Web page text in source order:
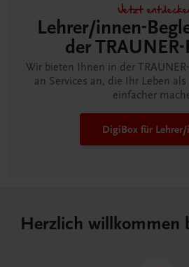
Jetzt
Lehrer/innen-
der
Wir bieten Ihnen in der
an Services an, die Ihr Leben
einfacher
DigiBox für Lehrer/
Herzlich willkommen